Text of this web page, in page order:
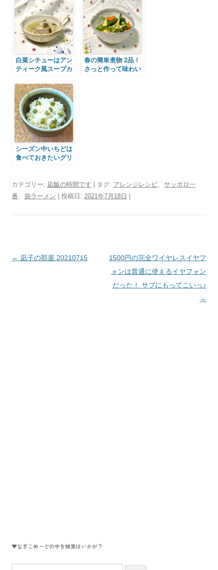
白菜シチューはアン
ティーク風スープカ
春の簡単煮物 2品！
さっと作って味わい
シーズン中いちどは
食べておきたいグリ
カテゴリー: 凪飯の時間です | タグ: アレンジレシピ
サッポロ一
番
袋ラーメン | 投稿日: 2021年7月18日
投
← 凪子の部屋 20210715
1500円の完全ワイヤレスイヤフ
ォンは普通に使えるイヤフォン
だった！ サブにもってこいっ♪
→
▼なぎこめーどの中を検索はいかが？